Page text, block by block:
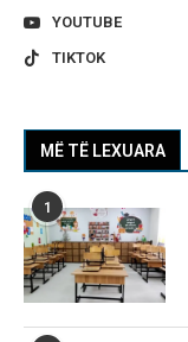
YOUTUBE
TIKTOK
MË TË LEXUARA
1